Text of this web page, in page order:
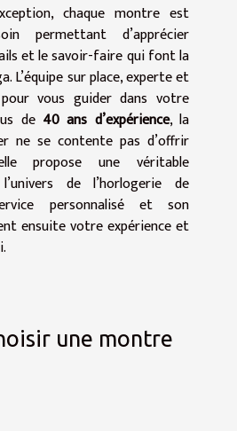
chaque montre est
permettant d’apprécier
et le savoir-faire qui font la
L’équipe sur place, experte et
vous guider dans votre
de 40 ans d’expérience, la
ne se contente pas d’offrir
propose une véritable
de l’horlogerie de
personnalisé et son
ensuite votre expérience et
une montre